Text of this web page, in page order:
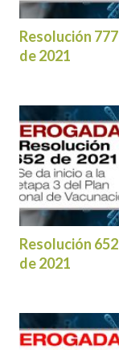
Resolución 777
de 2021
Resolución 652
de 2021